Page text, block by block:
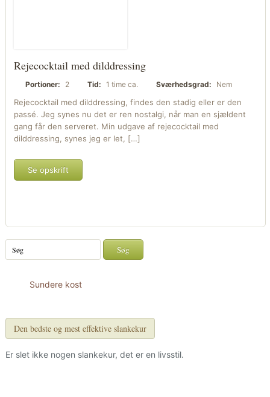
Rejecocktail med dilddressing
Portioner: 2 Tid: 1 time ca. Sværhedsgrad: Nem
Rejecocktail med dilddressing, findes den stadig eller er den
passé. Jeg synes nu det er ren nostalgi, når man en sjældent
gang får den serveret. Min udgave af rejecocktail med
dilddressing, synes jeg er let, […]
Se opskrift
Sundere kost
Den bedste og mest effektive slankekur
Er slet ikke nogen slankekur, det er en livsstil.